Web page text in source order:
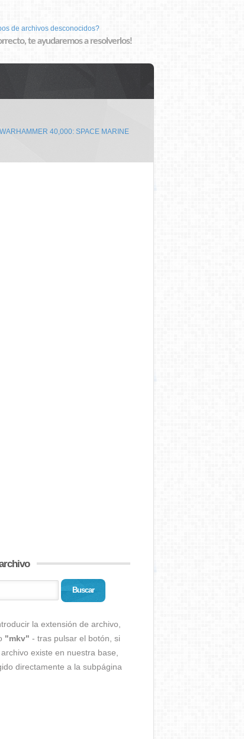
de archivos desconocidos?
te ayudaremos a resolverlos!
WARHAMMER 40,000: SPACE MARINE
Buscar
la extensión de archivo,
"mkv" - tras pulsar el botón, si
existe en nuestra base,
directamente a la subpágina